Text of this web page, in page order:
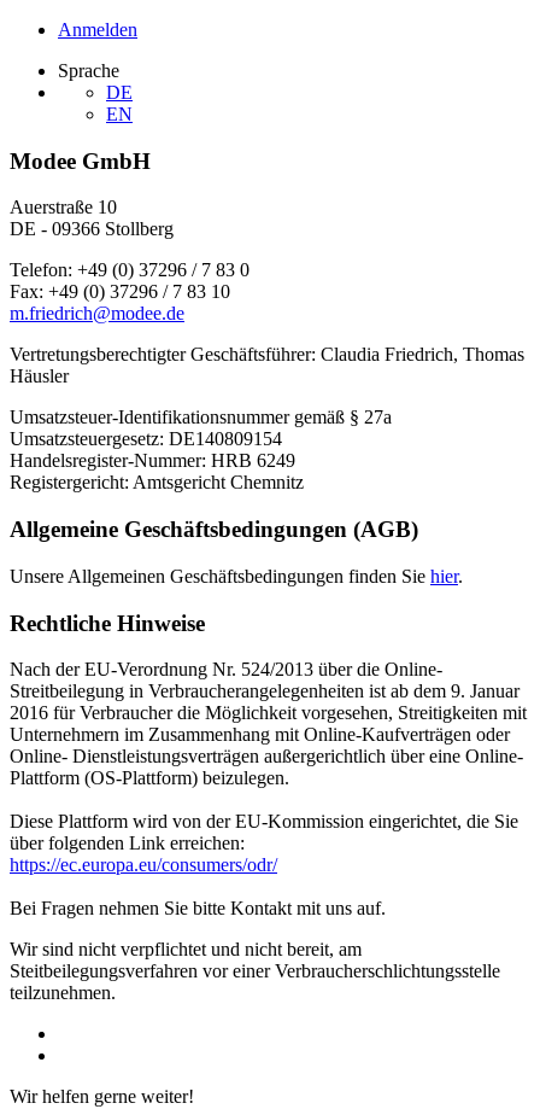
Anmelden
Sprache
DE
EN
Modee GmbH
Auerstraße 10
DE - 09366 Stollberg
Telefon: +49 (0) 37296 / 7 83 0
Fax: +49 (0) 37296 / 7 83 10
m.friedrich@modee.de
Vertretungsberechtigter Geschäftsführer: Claudia Friedrich, Thomas
Häusler
Umsatzsteuer-Identifikationsnummer gemäß § 27a
Umsatzsteuergesetz: DE140809154
Handelsregister-Nummer: HRB 6249
Registergericht: Amtsgericht Chemnitz
Allgemeine Geschäftsbedingungen (AGB)
Unsere Allgemeinen Geschäftsbedingungen finden Sie hier.
Rechtliche Hinweise
Nach der EU-Verordnung Nr. 524/2013 über die Online-
Streitbeilegung in Verbraucherangelegenheiten ist ab dem 9. Januar
2016 für Verbraucher die Möglichkeit vorgesehen, Streitigkeiten mit
Unternehmern im Zusammenhang mit Online-Kaufverträgen oder
Online- Dienstleistungsverträgen außergerichtlich über eine Online-
Plattform (OS-Plattform) beizulegen.
Diese Plattform wird von der EU-Kommission eingerichtet, die Sie
über folgenden Link erreichen:
https://ec.europa.eu/consumers/odr/
Bei Fragen nehmen Sie bitte Kontakt mit uns auf.
Wir sind nicht verpflichtet und nicht bereit, am
Steitbeilegungsverfahren vor einer Verbraucherschlichtungsstelle
teilzunehmen.
Wir helfen gerne weiter!